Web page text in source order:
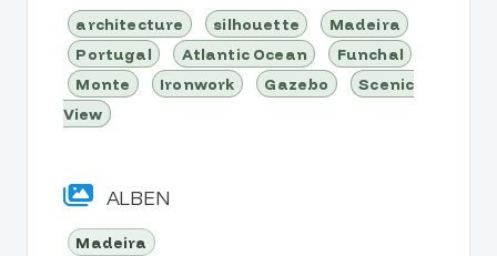
architecture silhouette
Madeira
Portugal
Atlantic Ocean
Funchal
Monte
Ironwork Gazebo
Scenic
View
ALBEN
Madeira